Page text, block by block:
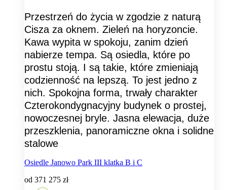
Przestrzeń do życia w zgodzie z naturą
Cisza za oknem. Zieleń na horyzoncie.
Kawa wypita w spokoju, zanim dzień
nabierze tempa. Są osiedla, które po
prostu stoją. I są takie, które zmieniają
codzienność na lepszą. To jest jedno z
nich. Spokojna forma, trwały charakter
Czterokondygnacyjny budynek o prostej,
nowoczesnej bryle. Jasna elewacja, duże
przeszklenia, panoramiczne okna i solidne
stalowe
Osiedle Janowo Park III klatka B i C
od 371 275 zł